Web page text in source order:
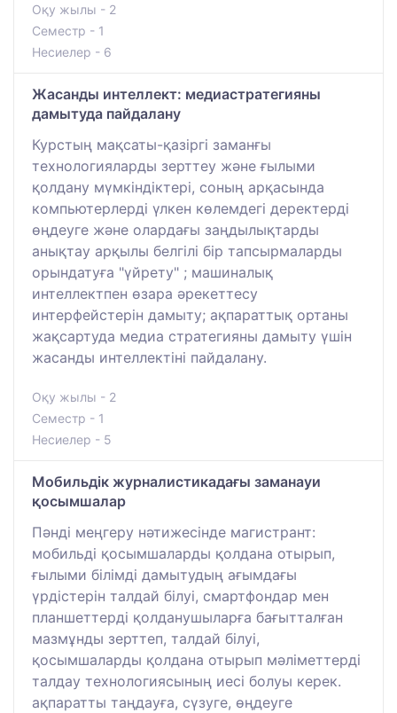
Оқу жылы - 2
Семестр - 1
Несиелер - 6
Жасанды интеллект: медиастратегияны
дамытуда пайдалану
Курстың мақсаты-қазіргі заманғы
технологияларды зерттеу және ғылыми
қолдану мүмкіндіктері, соның арқасында
компьютерлерді үлкен көлемдегі деректерді
өңдеуге және олардағы заңдылықтарды
анықтау арқылы белгілі бір тапсырмаларды
орындатуға "үйрету" ; машиналық
интеллектпен өзара әрекеттесу
интерфейстерін дамыту; ақпараттық ортаны
жақсартуда медиа стратегияны дамыту үшін
жасанды интеллектіні пайдалану.
Оқу жылы - 2
Семестр - 1
Несиелер - 5
Мобильдік журналистикадағы заманауи
қосымшалар
Пәнді меңгеру нәтижесінде магистрант:
мобильді қосымшаларды қолдана отырып,
ғылыми білімді дамытудың ағымдағы
үрдістерін талдай білуі, смартфондар мен
планшеттерді қолданушыларға бағытталған
мазмұнды зерттеп, талдай білуі,
қосымшаларды қолдана отырып мәліметтерді
талдау технологиясының иесі болуы керек.
ақпаратты таңдауға, сүзуге, өңдеуге